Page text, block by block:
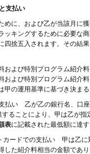
支払い
めに、および乙が当該月に
ッキングするために必要な
四捨五入されます。その
および特別プログラム紹介
および特別プログラム紹介
の運用基準に基づき決ま
払い 乙が乙の銀行名、口座
することにより、甲は乙が
表に記載された最低額に達
カードでの支払い 甲は乙に
した紹介料相当の金額であ